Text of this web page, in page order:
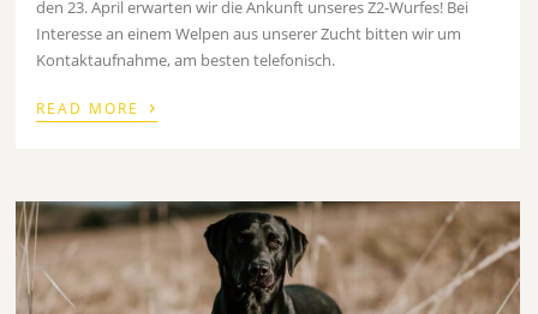
den 23. April erwarten wir die Ankunft unseres Z2-Wurfes! Bei
Interesse an einem Welpen aus unserer Zucht bitten wir um
Kontaktaufnahme, am besten telefonisch.
READ MORE ›